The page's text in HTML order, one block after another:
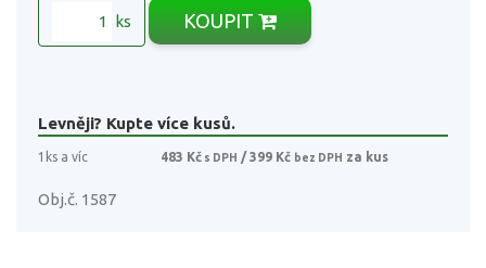
ks KOUPIT
Levněji? Kupte více kusů.
1ks a víc 483 Kč s DPH / 399 Kč bez DPH za kus
Obj.č. 1587